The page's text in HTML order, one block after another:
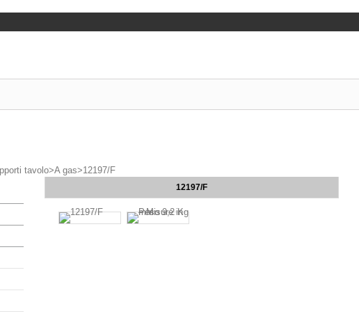
tavolo>A gas>12197/F
12197/F